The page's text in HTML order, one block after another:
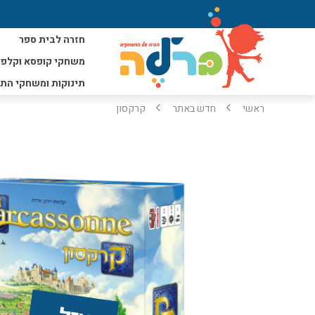
חזרה לבית ספר
משחקי קופסא
תינוקות ומשחקי
ראשי חדש באתר קרקסון